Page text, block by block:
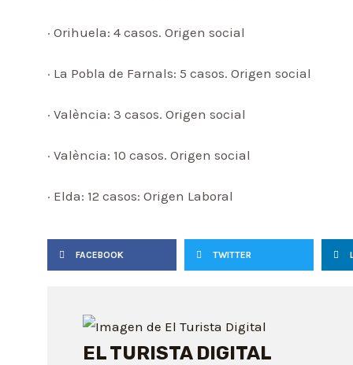
· Orihuela: 4 casos. Origen social
· La Pobla de Farnals: 5 casos. Origen social
· València: 3 casos. Origen social
· València: 10 casos. Origen social
· Elda: 12 casos: Origen Laboral
FACEBOOK TWITTER
EL TURISTA DIGITAL